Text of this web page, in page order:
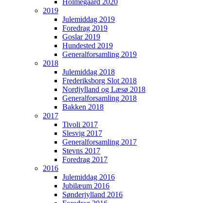
2019
Julemiddag 2019
Foredrag 2019
Goslar 2019
Hundested 2019
Generalforsamling 2019
2018
Julemiddag 2018
Frederiksborg Slot 2018
Nordjylland og Læsø 2018
Generalforsamling 2018
Bakken 2018
2017
Tivoli 2017
Slesvig 2017
Generalforsamling 2017
Stevns 2017
Foredrag 2017
2016
Julemiddag 2016
Jubilæum 2016
Sønderjylland 2016